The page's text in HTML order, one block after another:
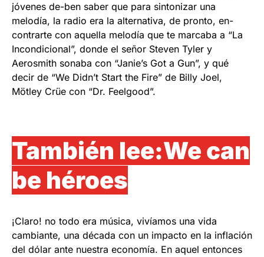
jóvenes de-ben saber que para sintonizar una
melodía, la radio era la alternativa, de pronto, en-
contrarte con aquella melodía que te marcaba a “La
Incondicional”, donde el señor Steven Tyler y
Aerosmith sonaba con “Janie’s Got a Gun”, y qué
decir de “We Didn’t Start the Fire” de Billy Joel,
Mötley Crüe con “Dr. Feelgood”.
También lee:We can
be héroes
¡Claro! no todo era música, vivíamos una vida
cambiante, una década con un impacto en la inflación
del dólar ante nuestra economía. En aquel entonces